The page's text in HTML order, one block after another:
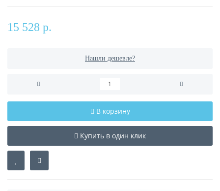
15 528 р.
Нашли дешевле?
В корзину
Купить в один клик